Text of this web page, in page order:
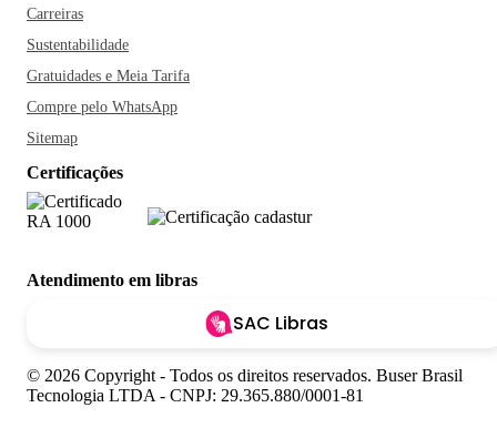
Carreiras
Sustentabilidade
Gratuidades e Meia Tarifa
Compre pelo WhatsApp
Sitemap
Certificações
Atendimento em libras
SAC Libras
© 2026 Copyright - Todos os direitos reservados. Buser Brasil
Tecnologia LTDA - CNPJ: 29.365.880/0001-81